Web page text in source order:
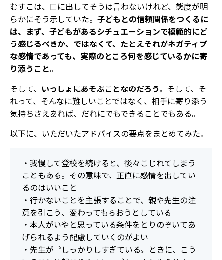
むすこは、口に出してそうは言わないけれど、態度が明
らかにそう示していた。 子どもとの信頼関係をつくるに
は、まず、子どもがあるシチュエーションで模範的にど
う感じるべきか、ではなくて、たとえそれがネガティブ
な感情であっても、実際のところ何を感じているかに寄
り添うこと。
そして、 いっしょにあそぶことなのだろう。 そして、そ
れって、そんなに難しいことではなく、相手に寄り添う
気持ちさえあれば、だれにでもできることでもある。
以下に、いただいたアドバイスの要点をまとめてみた。
・我慢して登校を続けると、後々こじれてしまう
こともある。その意味で、正直に感情を出してい
るのはいいこと
・行かないことを主張することで、親や先生の注
意を引こう、変わってもらおうとしている
・本人がいやと思っている条件をとりのぞいてあ
げられるよう配慮していくのがよい
・先生が〝しっかりしすぎている〟ときに、こう